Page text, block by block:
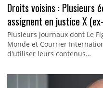
Droits voisins : Plusieurs
assignent en justice X
Plusieurs journaux dont Le
Monde et Courrier
d'utiliser leurs contenus…